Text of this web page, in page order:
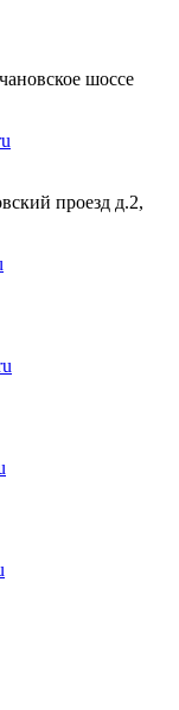
шоссе
проезд д.2,